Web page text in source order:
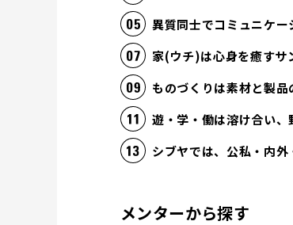
異質同士でコミュニケー
家(ウチ)は心身を癒すサ
ものづくりは素材と製
遊・学・働は溶け合い
シブヤでは、公私・内
メンターから探す